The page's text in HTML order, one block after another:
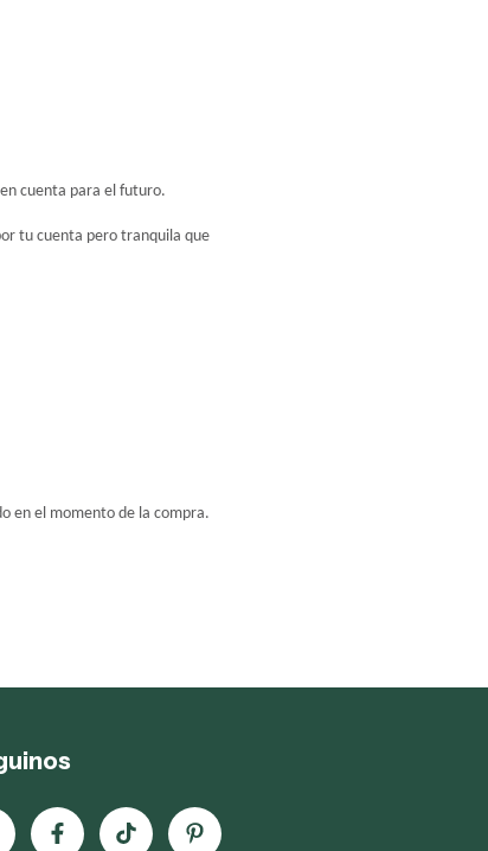
cuenta para el futuro.
tu cuenta pero tranquila que
en el momento de la compra.